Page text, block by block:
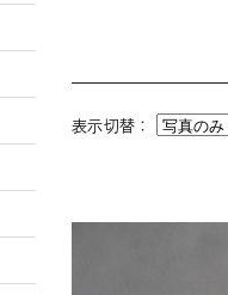
表示切替：